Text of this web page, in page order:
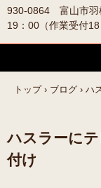
930-0864 富山市
19：00（作業受付
トップ › ブログ › ハ
ハスラーに
付け